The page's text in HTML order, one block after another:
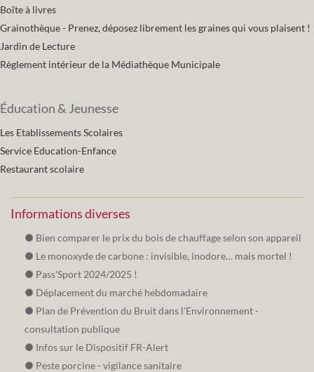
Boîte à livres
Grainothèque - Prenez, déposez librement les graines qui vous plaisent !
Jardin de Lecture
Règlement intérieur de la Médiathèque Municipale
Éducation & Jeunesse
Les Etablissements Scolaires
Service Education-Enfance
Restaurant scolaire
Informations diverses
Bien comparer le prix du bois de chauffage selon son appareil
Le monoxyde de carbone : invisible, inodore… mais mortel !
Pass'Sport 2024/2025 !
Déplacement du marché hebdomadaire
Plan de Prévention du Bruit dans l'Environnement -
consultation publique
Infos sur le Dispositif FR-Alert
Peste porcine - vigilance sanitaire